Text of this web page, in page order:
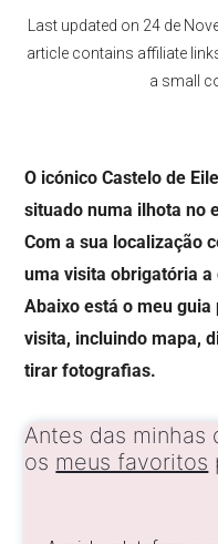
Last updated on 24 de
article contains affiliate
a small
O icónico Castelo de
situado numa ilhota no
Com a sua localização
uma visita obrigatória
Abaixo está o meu
visita, incluindo mapa,
tirar fotografias.
Antes das minhas
os meus favoritos